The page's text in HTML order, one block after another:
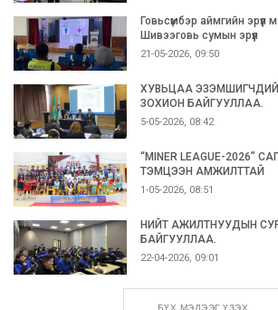
Говьсүмбэр аймгийн эрүүл
Шивээговь сумын эрүүл
21-05-2026, 09:50
ХУВЬЦАА
ЗОХИОН БАЙГУУЛЛАА.
5-05-2026, 08:42
“MINER LEAGUE-2026”
ТЭМЦЭЭН АМЖИЛТТАЙ
1-05-2026, 08:51
НИЙТ АЖИЛТНУУДЫН
БАЙГУУЛЛАА.
22-04-2026, 09:01
БҮХ МЭДЭЭГ ҮЗЭХ